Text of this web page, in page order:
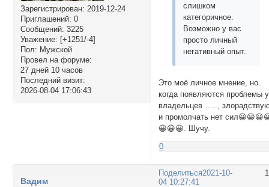
Зарегистрирован: 2019-12-24
Приглашений: 0
Сообщений: 3225
Уважение: [+1251/-4]
Пол: Мужской
Провел на форуме:
27 дней 10 часов
Последний визит:
2026-08-04 17:06:43
слишком
категоричное.
Возможно у вас
просто личный
негативный опыт.
Это моё личное мнение, но
когда появляются проблемы у
владельцев …..,
и промолчать нет
😀😀😀. Шучу.
0
Поделиться2021-10-
04 10:27:41
Вадим